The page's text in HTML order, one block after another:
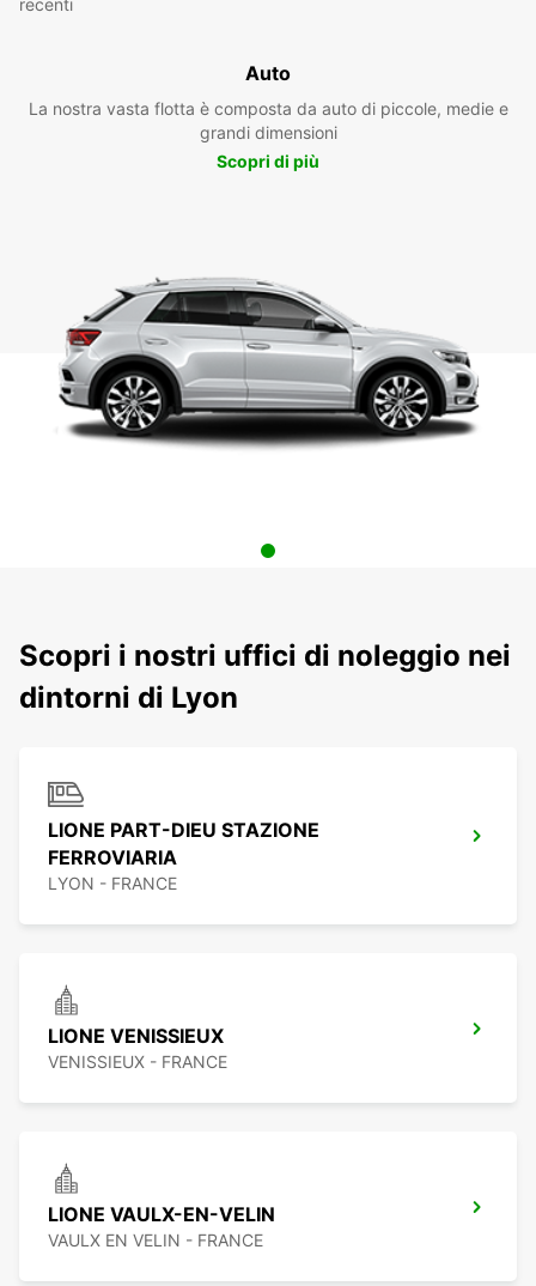
recenti
Auto
La nostra vasta flotta è composta da auto di piccole, medie e
grandi dimensioni
Scopri di più
Scopri i nostri uffici di noleggio nei
dintorni di Lyon
LIONE PART-DIEU STAZIONE
FERROVIARIA
LYON - FRANCE
LIONE VENISSIEUX
VENISSIEUX - FRANCE
LIONE VAULX-EN-VELIN
VAULX EN VELIN - FRANCE